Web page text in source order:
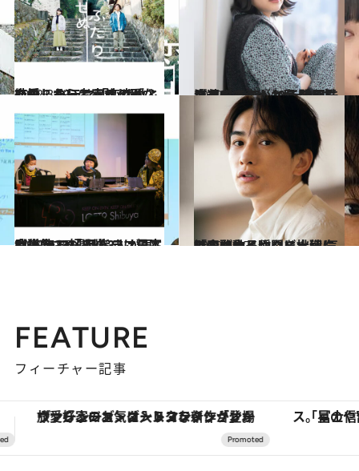
2022.3.13
恋愛しないと幸せじゃないの？ ドラマ「恋せぬふたり」から考える 恋愛と結婚、そして家族の形
カルチャー 2022.3.30
岸井ゆきのが10年間を振り返る。 フレンチの皿洗いアルバイトから 映画『やがて海へと届く』主演まで
カルチャー
2022.3.17
BLドラマ好きの3人が再び集合！ 「BLドラマ最高会議2022」 目指すは日本武道館での開催
カルチャー 2022.4.27
町田啓太インタビュー 気持ちが動く瞬間を大切に 「今は作品作りに挑戦してみたい」
カルチャー
FEATURE
フィーチャー記事
「星のや富士」でデジタルデトックス。冨士信仰の歴史を辿り、心身を調える。 【夏限定ディナーコース】旬を